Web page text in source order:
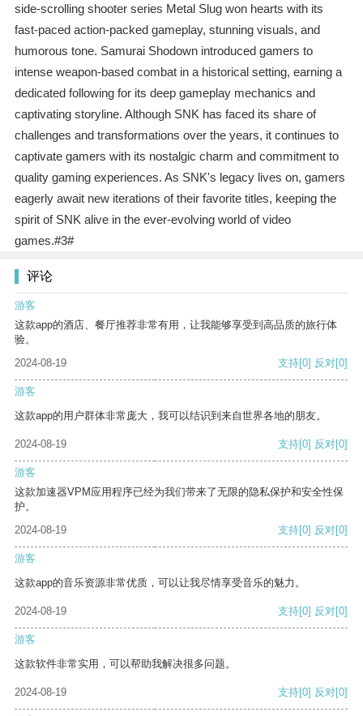
side-scrolling shooter series Metal Slug won hearts with its
fast-paced action-packed gameplay, stunning visuals, and
humorous tone. Samurai Shodown introduced gamers to
intense weapon-based combat in a historical setting, earning a
dedicated following for its deep gameplay mechanics and
captivating storyline. Although SNK has faced its share of
challenges and transformations over the years, it continues to
captivate gamers with its nostalgic charm and commitment to
quality gaming experiences. As SNK's legacy lives on, gamers
eagerly await new iterations of their favorite titles, keeping the
spirit of SNK alive in the ever-evolving world of video
games.#3#
评论
游客
这款app的酒店、餐厅推荐非常有用，让我能够享受到高品质的旅行体
验。
2024-08-19
支持[0] 反对[0]
游客
这款app的用户群体非常庞大，我可以结识到来自世界各地的朋友。
2024-08-19 支持[0] 反对[0]
游客
这款加速器VPM应用程序已经为我们带来了无限的隐私保护和安全性保
护。
2024-08-19
支持[0] 反对[0]
游客
这款app的音乐资源非常优质，可以让我尽情享受音乐的魅力。
2024-08-19 支持[0] 反对[0]
游客
这款软件非常实用，可以帮助我解决很多问题。
2024-08-19 支持[0] 反对[0]